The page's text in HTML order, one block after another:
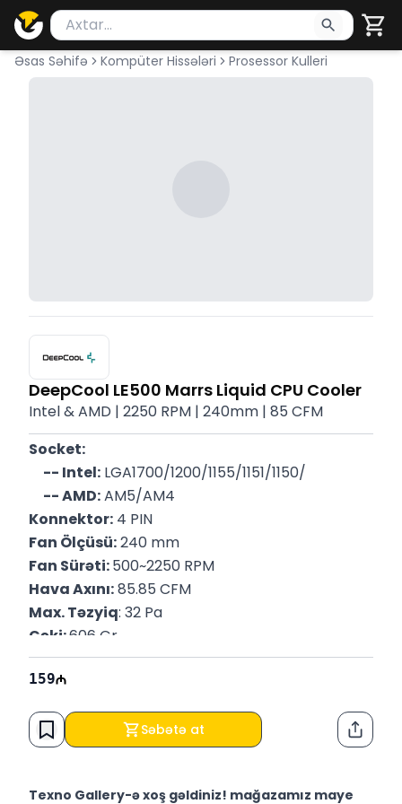
Məhsul axtar
Axtarış üçün ən azı 2 simvol yazın. Göndərmək
Əsas Səhifə Kompüter Hissələri Prosessor Kulleri
DeepCool LE500 Marrs Liquid CPU Cooler
Intel & AMD | 2250 RPM | 240mm | 85 CFM
Socket:
-- Intel: LGA1700/1200/1155/1151/1150/
-- AMD: AM5/AM4
Konnektor: 4 PIN
Fan Ölçüsü: 240 mm
Fan Sürəti: 500~2250 RPM
Hava Axını: 85.85 CFM
Max. Təzyiq: 32 Pa
Çəki: 606 Gr
159
Səbətə at
Texno Gallery-ə xoş gəldiniz! mağazamız maye